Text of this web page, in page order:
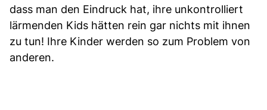
dass man den Eindruck hat, ihre unkontrolliert
lärmenden Kids hätten rein gar nichts mit ihnen
zu tun! Ihre Kinder werden so zum Problem von
anderen.